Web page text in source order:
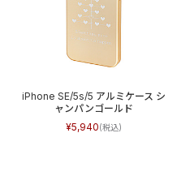
iPhone SE/5s/5 アルミケース シ
ャンパンゴールド
5,940